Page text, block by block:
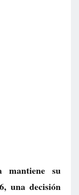
mantiene su
una decisión